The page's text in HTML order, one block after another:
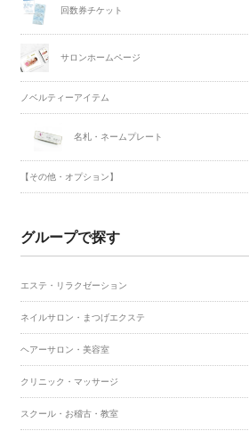
回数券チケット
サロンホームページ
ノベルティーアイテム
名札・ネームプレート
【その他・オプション】
グループで探す
エステ・リラクゼーション
ネイルサロン・まつげエクステ
ヘアーサロン・美容室
クリニック・マッサージ
スクール・お稽古・教室